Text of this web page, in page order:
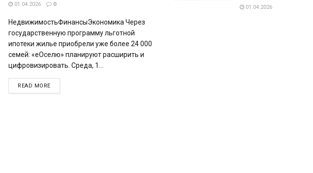
01.04.2026 0
НедвижимостьФинансыЭкономика Через
государственную программу льготной
ипотеки жилье приобрели уже более 24 000
семей: «еОселю» планируют расширить и
цифровизировать. Среда, 1...
READ MORE
01.04.2026